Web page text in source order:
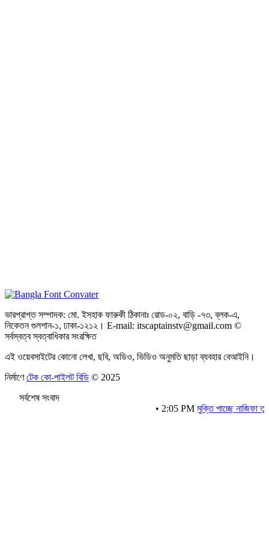
ভারপ্রাপ্ত সম্পাদক: মো. ইসহাক ফারুকী ঠিকানাঃ রোড-০২, বাড়ি -৭৩, ব্লক-এ,
নিকেতন গুলশান-১, ঢাকা-১২১২। E-mail: itscaptainstv@gmail.com ©
সর্বস্বত্ব স্বত্বাধিকার সংরক্ষিত
এই ওয়েবসাইটের কোনো লেখা, ছবি, অডিও, ভিডিও অনুমতি ছাড়া ব্যবহার বেআইনি।
নির্মাণেটেক কো-পাইলট বিডি © 2025
সর্বশেষ সংবাদ
2:05 PM মুক্তি পাচ্ছে নাজিফা তুষির